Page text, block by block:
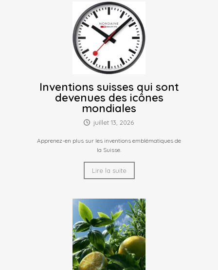
Inventions suisses qui sont
devenues des icônes
mondiales
juillet 13, 2026
Apprenez-en plus sur les inventions emblématiques de
la Suisse.
Lire la suite